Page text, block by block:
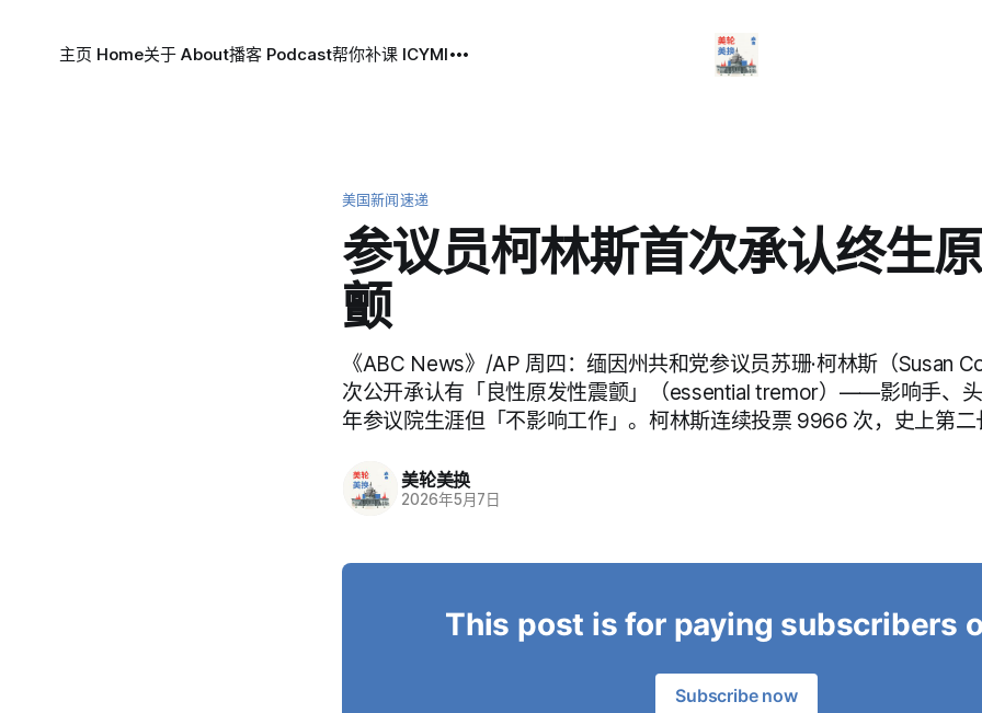
主页 Home关于 About播客 Podcast帮你补课 ICYMI
美国新闻速递
参议员柯林斯首次承认终生
颤
《ABC News》/AP 周四：缅因州共和党参议员苏珊·柯林斯（Susan
次公开承认有「良性原发性震颤」（essential tremor）——影响手、
年参议院生涯但「不影响工作」。柯林斯连续投票 9966 次，史上第二
美轮美换
2026年5月7日
This post is for paying subscribers
Subscribe now